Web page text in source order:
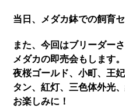
当日、メダカ鉢での飼育
また、今回はブリーダー
メダカの即売会もします。
夜桜ゴールド、小町、王
タン、紅灯、三色体外光
お楽しみに！